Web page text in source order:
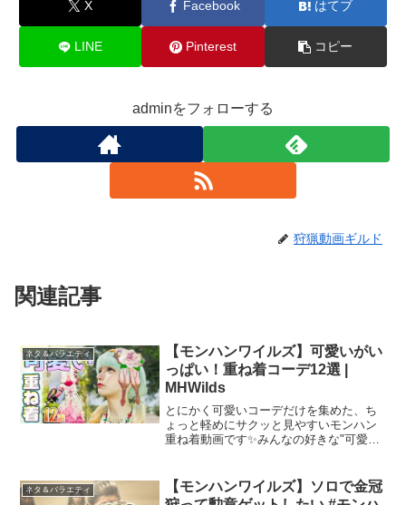
X Facebook はてブ
LINE Pinterest コピー
adminをフォローする
狩猟動画ギルド
関連記事
ネタ＆バラエティ
【モンハンワイルズ】可愛いがい
っぱい！重ね着コーデ12選 |
MHWilds
とにかく可愛いコーデだけを集めた、ち
ょっと軽めにサクッと見やすいモンハン
重ね着動画です✨みんなの好きな"可愛
価･チャンネル登録よろしくお願いしま
す！Please li...
ネタ＆バラエティ
【モンハンワイルズ】ソロで金冠